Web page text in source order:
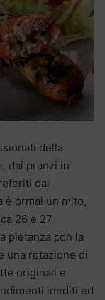
della
dai pranzi in
dai
è ormai un mito,
26 e 27
pietanza con la
una rotazione di
originali e
inediti ed